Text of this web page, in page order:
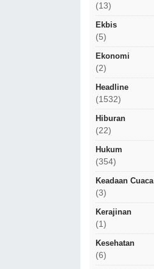
(13)
Ekbis
(5)
Ekonomi
(2)
Headline
(1532)
Hiburan
(22)
Hukum
(354)
Keadaan Cuaca
(3)
Kerajinan
(1)
Kesehatan
(6)